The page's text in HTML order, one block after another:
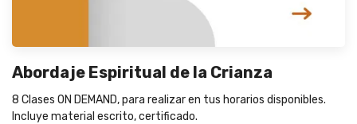
Abordaje Espiritual de la Crianza
8 Clases ON DEMAND, para realizar en tus horarios disponibles.
Incluye material escrito, certificado.